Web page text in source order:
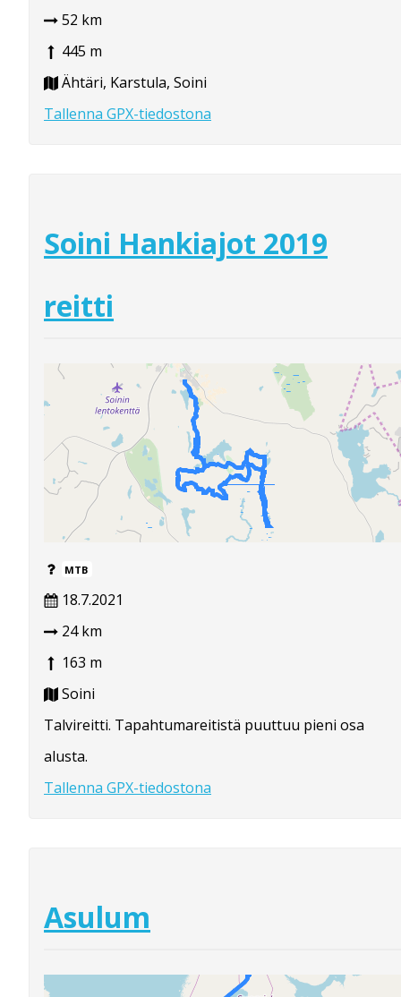
52 km
445 m
Ähtäri, Karstula, Soini
Tallenna GPX-tiedostona
Soini Hankiajot 2019
reitti
MTB
18.7.2021
24 km
163 m
Soini
Talvireitti. Tapahtumareitistä puuttuu pieni osa
alusta.
Tallenna GPX-tiedostona
Asulum